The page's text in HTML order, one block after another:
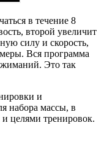
в течение 8
второй увеличит
силу и скорость,
Вся программа
Это так
и
набора массы, в
целями тренировок.